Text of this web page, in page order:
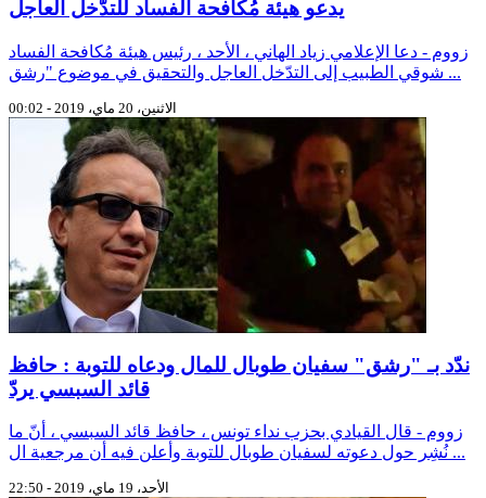
يدعو هيئة مُكافحة الفساد للتدّخل العاجل
زووم - دعا الإعلامي زياد الهاني ، الأحد ، رئيس هيئة مُكافحة الفساد
شوقي الطبيب إلى التدّخل العاجل والتحقيق في موضوع "رشق ...
الاثنين، 20 ماي، 2019 - 00:02
ندّد بـ "رشق" سفيان طوبال للمال ودعاه للتوبة : حافظ
قائد السبسي يردّ
زووم - قال القيادي بحزب نداء تونس ، حافظ قائد السبسي ، أنّ ما
نُشِر حول دعوته لسفيان طوبال للتوبة وأعلن فيه أن مرجعية ال ...
الأحد، 19 ماي، 2019 - 22:50